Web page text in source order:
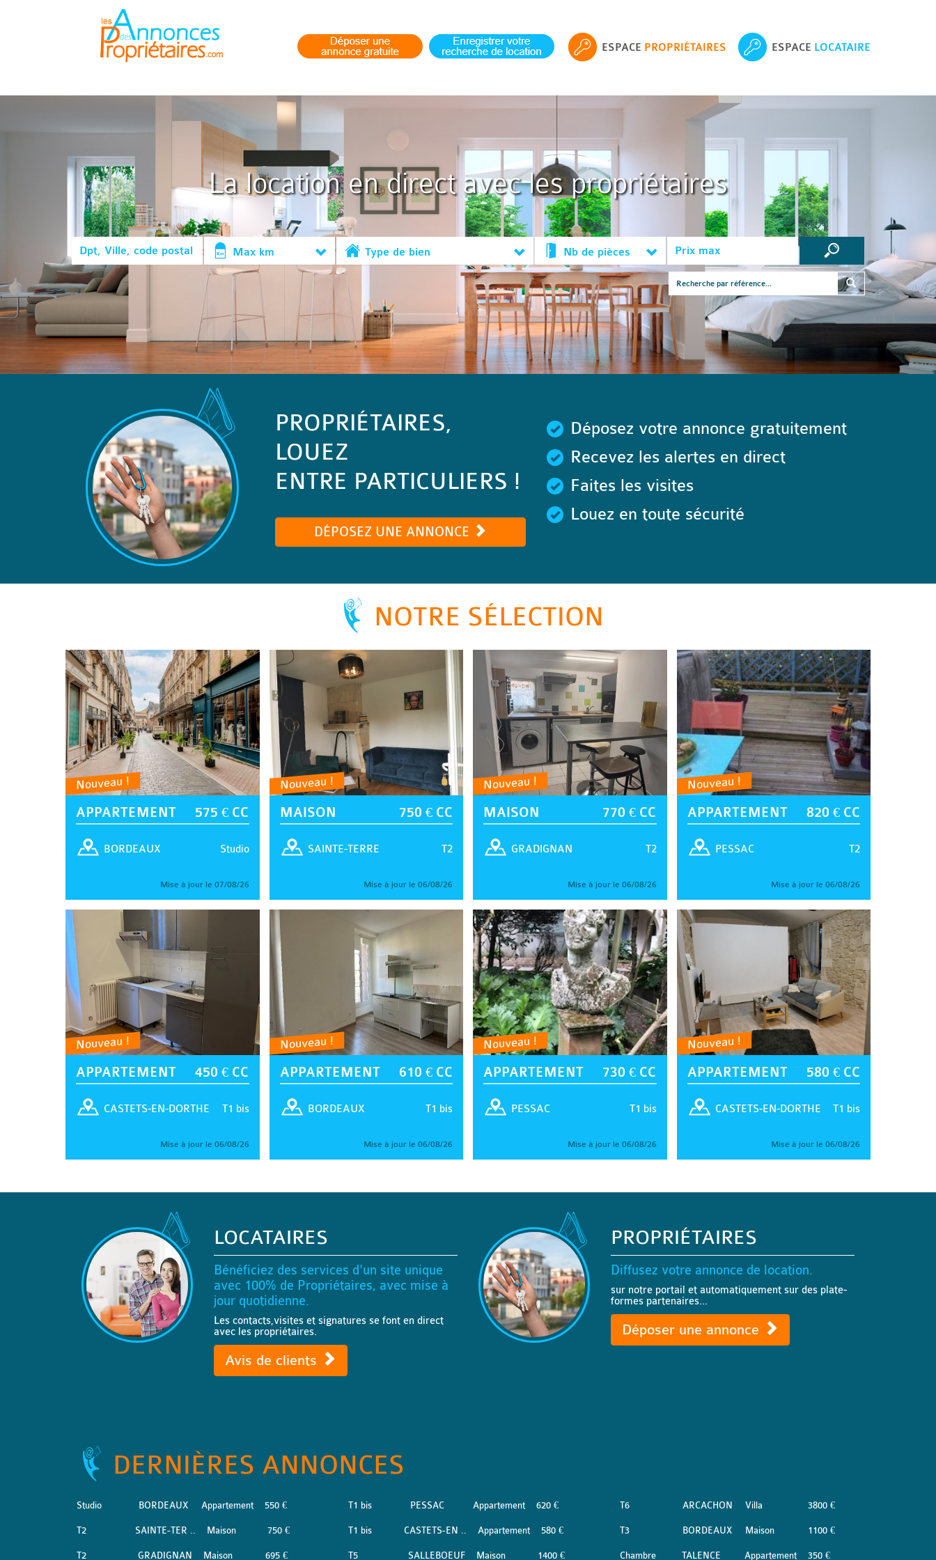
ESPACE PROPRIÉTAIRES ESPACE LOCATAIRE
La location en direct avec les propriétaires
Max km Type de bien Nb de pièces
PROPRIÉTAIRES,
LOUEZ
ENTRE PARTICULIERS !
DÉPOSEZ UNE ANNONCE
Déposez votre annonce gratuitement
Recevez les alertes en direct
Faites les visites
Louez en toute sécurité
NOTRE SÉLECTION
Nouveau !
APPARTEMENT 575 € CC
Studio
BORDEAUX
Mise à jour le 07/08/26
Nouveau !
MAISON 750 € CC
T2
SAINTE-TERRE
Mise à jour le 06/08/26
Nouveau !
MAISON 770 € CC
T2
GRADIGNAN
Mise à jour le 06/08/26
Nouveau !
APPARTEMENT 820 € CC
T2
PESSAC
Mise à jour le 06/08/26
Nouveau !
APPARTEMENT 450 € CC
T1 bis
CASTETS-EN-DORTHE
Mise à jour le 06/08/26
Nouveau !
APPARTEMENT 610 € CC
T1 bis
BORDEAUX
Mise à jour le 06/08/26
Nouveau !
APPARTEMENT 730 € CC
T1 bis
PESSAC
Mise à jour le 06/08/26
Nouveau !
APPARTEMENT 580 € CC
T1 bis
CASTETS-EN-DORTHE
Mise à jour le 06/08/26
LOCATAIRES
Bénéficiez des services d'un site unique
avec 100% de Propriétaires, avec mise à
jour quotidienne.
Les contacts,visites et signatures se font en direct
avec les propriétaires.
Avis de clients
PROPRIÉTAIRES
Diffusez votre annonce de location.
sur notre portail et automatiquement sur des plate-
formes partenaires...
Déposer une annonce
DERNIÈRES ANNONCES
Studio BORDEAUX Appartement 550 €
T2 SAINTE-TER .. Maison 750 €
T2 GRADIGNAN Maison 695 €
T1 bis PESSAC Appartement 620 €
T1 bis CASTETS-EN .. Appartement 580 €
T5 SALLEBOEUF Maison 1400 €
T6 ARCACHON Villa 3800 €
T3 BORDEAUX Maison 1100 €
Chambre TALENCE Appartement 350 €